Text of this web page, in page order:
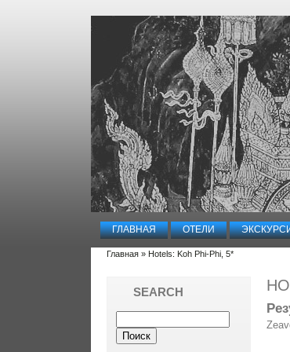
ГЛАВНАЯ ОТЕЛИ
Главная » Hotels: Koh Phi-Phi, 5*
SEARCH